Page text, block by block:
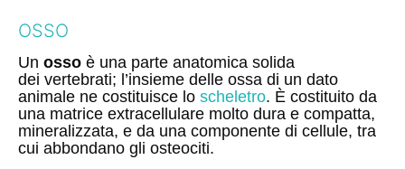
OSSO
Un osso è una parte anatomica solida
dei vertebrati; l’insieme delle ossa di un dato
animale ne costituisce lo scheletro. È costituito da
una matrice extracellulare molto dura e compatta,
mineralizzata, e da una componente di cellule, tra
cui abbondano gli osteociti.